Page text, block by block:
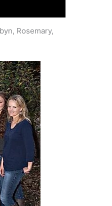
Rosemary,